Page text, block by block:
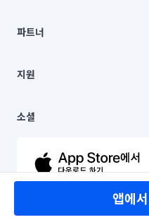
앱에
주소 | 본사: 서울특별시 종로구
컨택센터 : 서울특별시 종로구 수
상품, 상품정보, 거래에 관한 의무
언론 보도 관련 문의:
© 유한회사 미소. Miso, Inc. All
채용
파트너
이사
지원
이용약관
문의하기
소셜
유튜브